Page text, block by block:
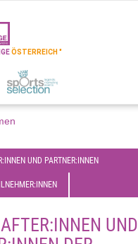
ÖSTERREICH "
UND PARTNER:INNEN
UND